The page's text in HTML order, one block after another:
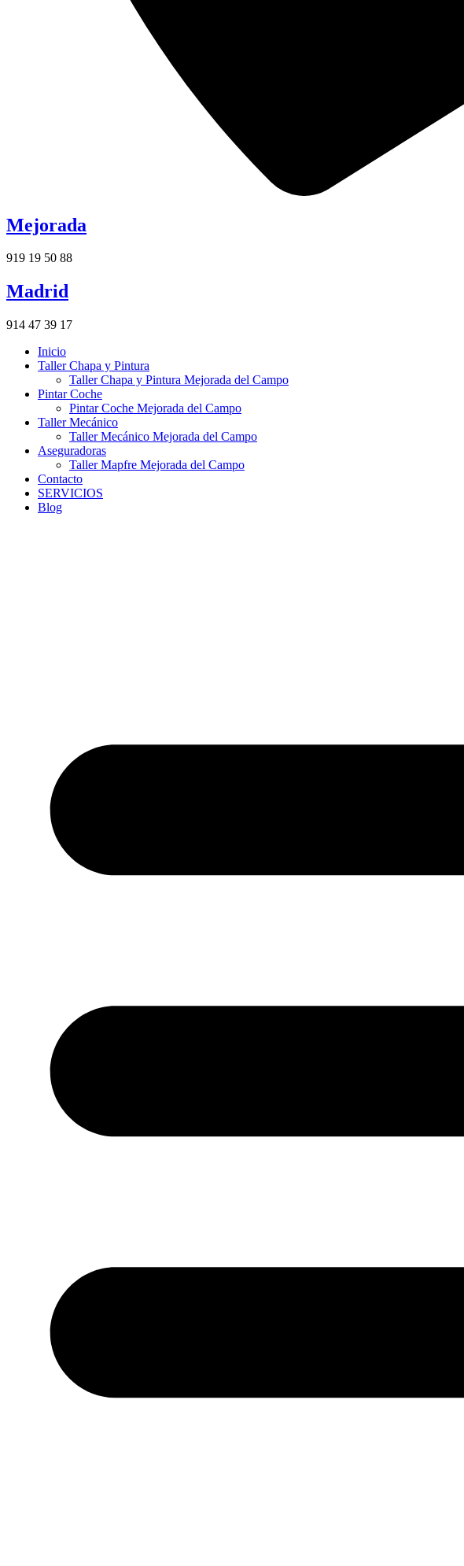
Mejorada
919 19 50 88
Madrid
914 47 39 17
Inicio
Taller Chapa y Pintura
Taller Chapa y Pintura Mejorada del Campo
Pintar Coche
Pintar Coche Mejorada del Campo
Taller Mecánico
Taller Mecánico Mejorada del Campo
Aseguradoras
Taller Mapfre Mejorada del Campo
Contacto
SERVICIOS
Blog